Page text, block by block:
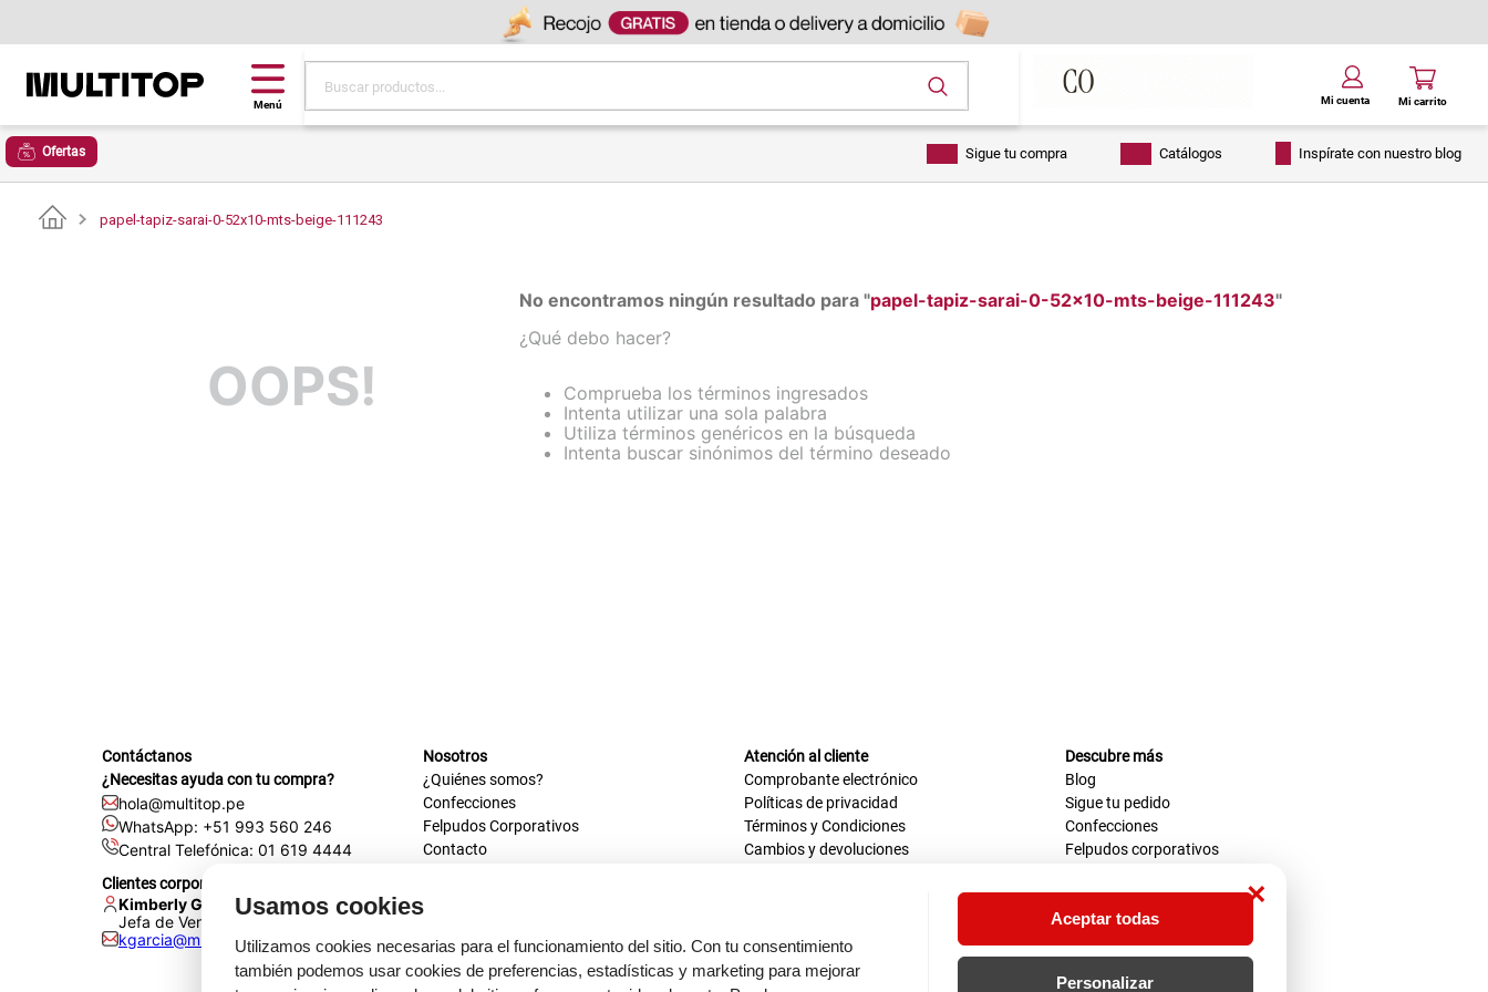
×
Usamos cookies
Utilizamos cookies necesarias para el funcionamiento del sitio. Con tu consentimiento
también podemos usar cookies de preferencias, estadísticas y marketing para mejorar
Aceptar todas
Personalizar
Ofertas Sigue tu compra Catálogos Inspírate con nuestro blog
papel-tapiz-sarai-0-52x10-mts-beige-111243
OOPS!
No encontramos ningún resultado para "papel-tapiz-sarai-0-52x10-mts-beige-111243"
¿Qué debo hacer?
Comprueba los términos ingresados
Intenta utilizar una sola palabra
Utiliza términos genéricos en la búsqueda
Intenta buscar sinónimos del término deseado
Contáctanos
¿Necesitas ayuda con tu compra?
hola@multitop.pe
WhatsApp: +51 993 560 246
Central Telefónica: 01 619 4444
Clientes corporativos
Kimberly Garcia
Jefa de Ventas Empresas
kgarcia@multitop.pe
Nosotros
¿Quiénes somos?
Confecciones
Felpudos Corporativos
Contacto
Tienda física
Av. Iquitos 670 - 699, La Victoria
Atención al cliente
Comprobante electrónico
Políticas de privacidad
Términos y Condiciones
Cambios y devoluciones
Descubre más
Blog
Sigue tu pedido
Confecciones
Felpudos corporativos
alfombra
piso
lona